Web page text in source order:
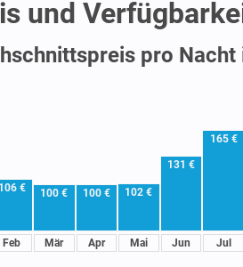
und
pro Nacht
106 €
Feb
100 €
Mär
100 €
Apr
102 €
Mai
131 €
Jun
165 €
Jul